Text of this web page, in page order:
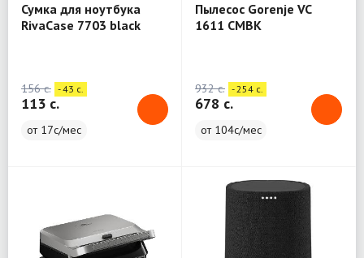
Сумка для ноутбука
RivaCase 7703 black
156 c. - 43 c.
113 c.
от 17с/мес
Пылесос Gorenje VC
1611 CMBK
932 c. - 254 c.
678 c.
от 104с/мес